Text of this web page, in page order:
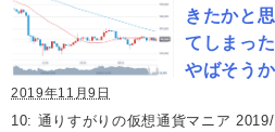
きたかと
てしまっ
やばそう
2019年11月9日
10: 通りすがりの仮想通貨マニア